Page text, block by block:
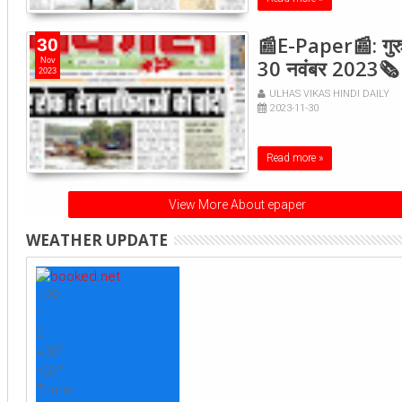
30
Nov
2023
📰E-Paper📰:
30 नवंबर 2023🗞
ULHAS VIKAS HINDI DAILY
2023-11-30
Read more »
View More About epaper
WEATHER UPDATE
+29
°
C
+30°
+27°
Thane